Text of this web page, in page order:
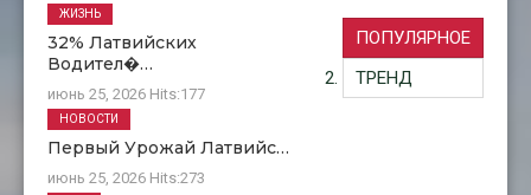
ПОПУЛЯРНОЕ
ТРЕНД
32% Латвийских
Водител�…
июнь 25, 2026 Hits:177
ЖИЗНЬ
Первый Урожай Латвийс…
июнь 25, 2026 Hits:273
НОВОСТИ